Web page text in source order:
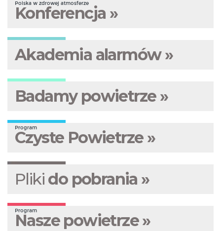
Polska w zdrowej atmosferze
Konferencja »
Akademia alarmów »
Badamy powietrze »
Program
Czyste Powietrze »
Pliki do pobrania »
Program
Nasze powietrze »